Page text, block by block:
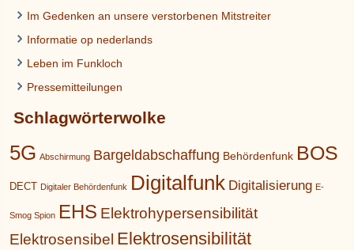
Im Gedenken an unsere verstorbenen Mitstreiter
Informatie op nederlands
Leben im Funkloch
Pressemitteilungen
Schlagwörterwolke
5G Abschirmung Bargeldabschaffung Behördenfunk BOS
DECT Digitaler Behördenfunk Digitalfunk Digitalisierung E-
Smog Spion EHS Elektrohypersensibilität
Elektrosensibel Elektrosensibilität